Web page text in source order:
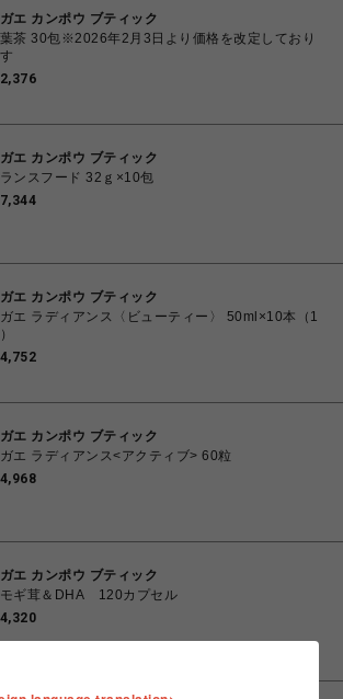
エ カンポウ ブティック
茶 30包※2026年2月3日より価格を改定しており
2,376
エ カンポウ ブティック
ンスフード 32ｇ×10包
7,344
エ カンポウ ブティック
エ ラディアンス〈ビューティー〉 50ml×10本（1
4,752
エ カンポウ ブティック
エ ラディアンス<アクティブ> 60粒
4,968
エ カンポウ ブティック
モギ茸＆DHA 120カプセル
4,320